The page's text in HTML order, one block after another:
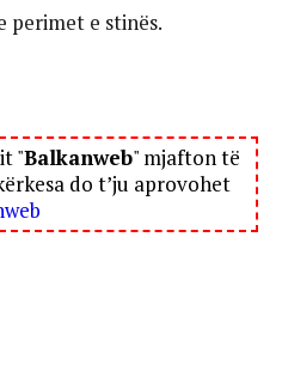
perimet e stinës.
"Balkanweb" mjafton të
do t’ju aprovohet